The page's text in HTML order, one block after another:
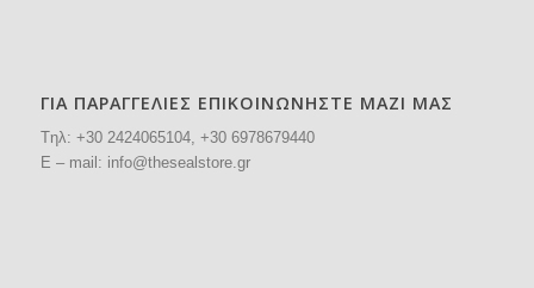
ΓΙΑ ΠΑΡΑΓΓΕΛΙΕΣ ΕΠΙΚΟΙΝΩΝΗΣΤΕ ΜΑΖΙ ΜΑΣ
Tηλ: +30 2424065104, +30 6978679440
E – mail: info@thesealstore.gr